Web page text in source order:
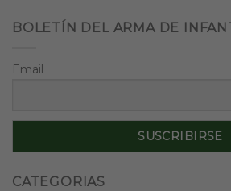
BOLETÍN DEL ARMA DE
Email
CATEGORIAS